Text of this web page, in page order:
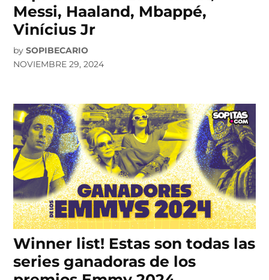
Messi, Haaland, Mbappé,
Vinícius Jr
by SOPIBECARIO
NOVIEMBRE 29, 2024
Winner list! Estas son todas las
series ganadoras de los